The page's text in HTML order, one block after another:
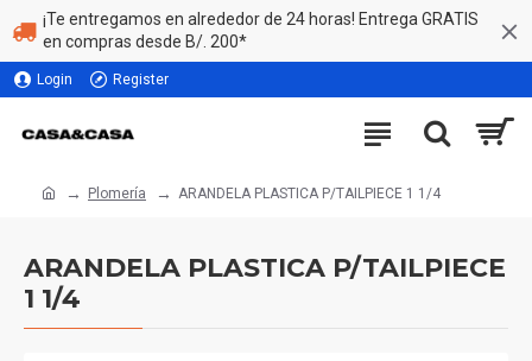
¡Te entregamos en alrededor de 24 horas! Entrega GRATIS
en compras desde B/. 200*
Login Register
Plomería ARANDELA PLASTICA P/TAILPIECE 1 1/4
ARANDELA PLASTICA P/TAILPIECE
1 1/4